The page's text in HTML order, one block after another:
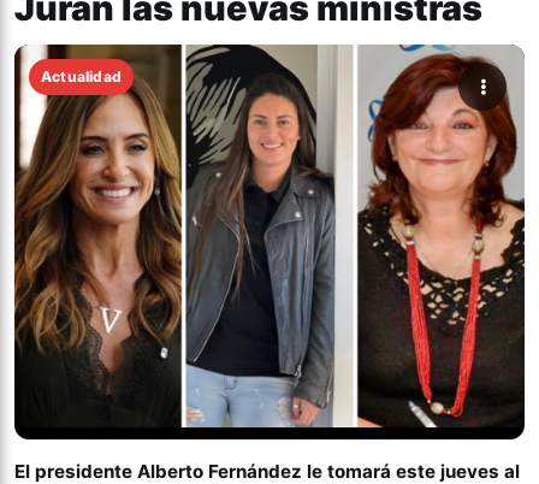
Actualidad
El presidente Alberto Fernández le tomará este jueves al